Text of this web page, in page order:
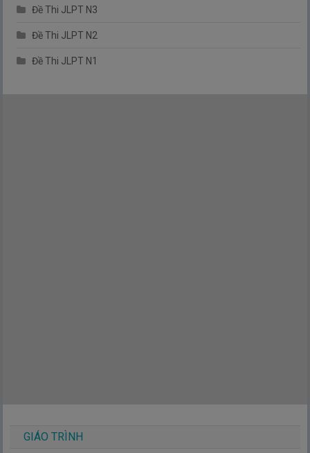
Đề Thi JLPT N3
Đề Thi JLPT N2
Đề Thi JLPT N1
GIÁO TRÌNH